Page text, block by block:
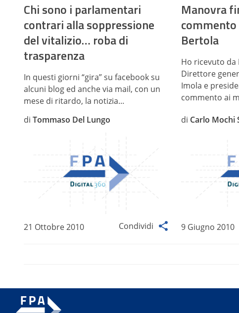
Chi sono i parlamentari
contrari alla soppressione
del vitalizio… roba di
trasparenza
In questi giorni “gira” su facebook su
alcuni blog ed anche via mail, con un
mese di ritardo, la notizia...
di Tommaso Del Lungo
21 Ottobre 2010 Condividi
Manovra
Bertola
Ho ricevuto da
Direttore
Imola e
commento ai
di Carlo Mochi
9 Giugno 2010